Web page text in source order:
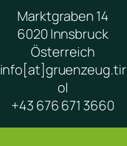
Marktgraben 14
6020 Innsbruck
Österreich
info[at]gruenzeug.tir
ol
+43 676 671 3660